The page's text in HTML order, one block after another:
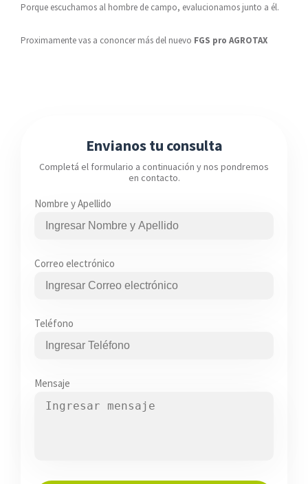
Porque escuchamos al hombre de campo, evalucionamos junto a él.
Proximamente vas a cononcer más del nuevo FGS pro AGROTAX
Envianos tu consulta
Completá el formulario a continuación y nos pondremos
en contacto.
Nombre y Apellido
Correo electrónico
Teléfono
Mensaje